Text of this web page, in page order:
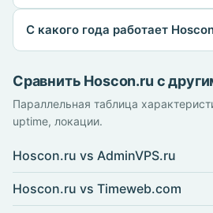
С какого года работает
Сравнить Hoscon.ru с
Параллельная таблица
uptime, локации.
Hoscon.ru vs AdminVPS.ru
Hoscon.ru vs Timeweb.com